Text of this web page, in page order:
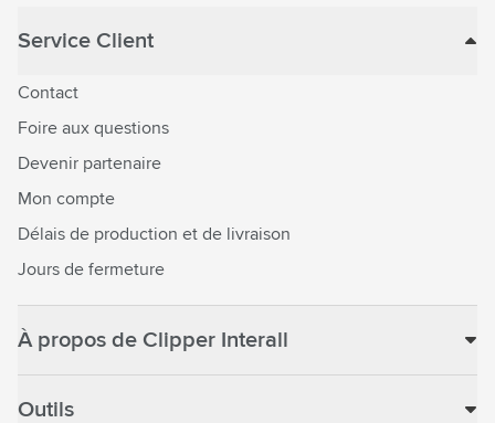
Service Client
Contact
Foire aux questions
Devenir partenaire
Mon compte
Délais de production et de livraison
Jours de fermeture
À propos de Clipper Interall
Outils